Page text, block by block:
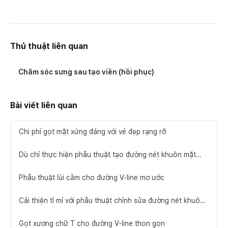
Thủ thuật liên quan
Chăm sóc sưng sau tạo viền (hồi phục)
Bài viết liên quan
Chi phí gọt mặt xứng đáng với vẻ đẹp rạng rỡ
Dù chỉ thực hiện phẫu thuật tạo đường nét khuôn mặt
Phẫu thuật lùi cằm cho đường V-line mơ ước
Cải thiện tỉ mỉ với phẫu thuật chỉnh sửa đường nét khuôn
Gọt xương chữ T cho đường V-line thon gọn